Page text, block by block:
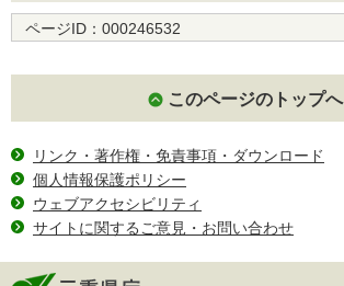
ページID： 000246532
このページのトップへ
リンク・著作権・免責事項・ダウンロード
個人情報保護ポリシー
ウェブアクセシビリティ
サイトに関するご意見・お問い合わせ